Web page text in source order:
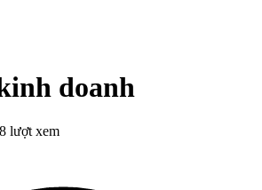
doanh
lượt xem